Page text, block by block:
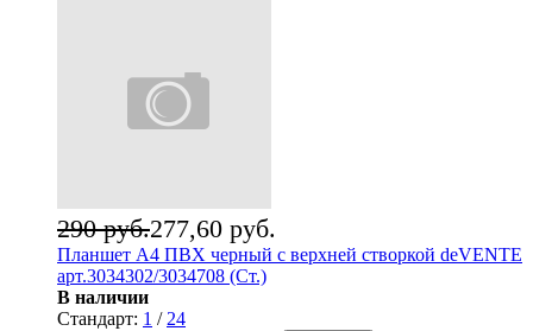
277,60 руб.
290 руб.
Планшет А4 ПВХ черный с верхней створкой deVENTE
арт.3034302/3034708 (Ст.)
В наличии
Стандарт: 1 / 24